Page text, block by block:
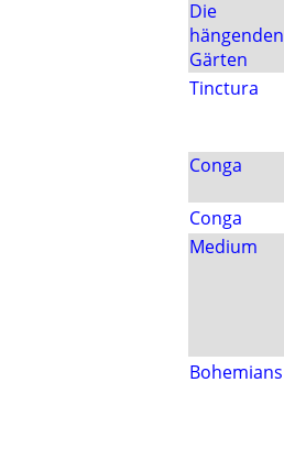
Die
hängenden
Gärten
Tinctura
Conga
Conga
Medium
Bohemians